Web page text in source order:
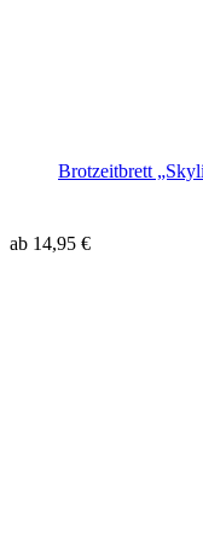
Brotzeitbrett
ab 14,95 €